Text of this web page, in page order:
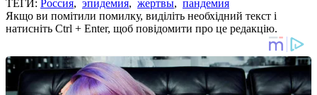
ТЕГИ: Россия, эпидемия, жертвы, пандемия
Якщо ви помітили помилку, виділіть необхідний текст і
натисніть Ctrl + Enter, щоб повідомити про це редакцію.